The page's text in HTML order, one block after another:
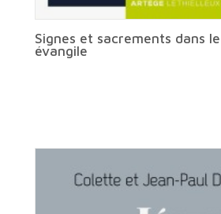
Signes et sacrements dans
évangile